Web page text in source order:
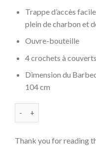
Trappe d’accès
plein de charbon et
Ouvre-bouteille
4 crochets à
Dimension du
104 cm
Thank you for reading